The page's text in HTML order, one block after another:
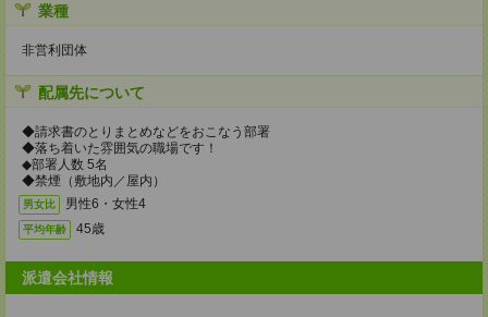
業種
非営利団体
配属先について
◆請求書のとりまとめなどをおこなう部署
◆落ち着いた雰囲気の職場です！
◆部署人数 5名
◆禁煙（敷地内／屋内）
男女比 男性6・女性4
平均年齢 45歳
派遣会社情報